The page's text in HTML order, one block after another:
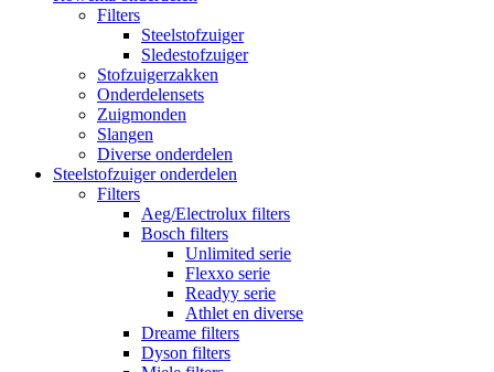
Filters
Steelstofzuiger
Sledestofzuiger
Stofzuigerzakken
Onderdelensets
Zuigmonden
Slangen
Diverse onderdelen
Steelstofzuiger onderdelen
Filters
Aeg/Electrolux filters
Bosch filters
Unlimited serie
Flexxo serie
Readyy serie
Athlet en diverse
Dreame filters
Dyson filters